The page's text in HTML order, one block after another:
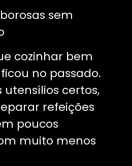
sem
cozinhar bem
no passado.
utensílios certos,
refeições
poucos
muito menos